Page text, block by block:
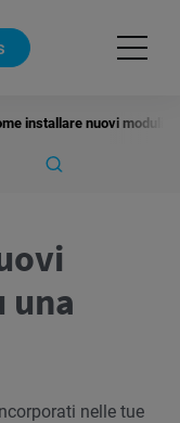
installare nuovi moduli e
una
nelle tue